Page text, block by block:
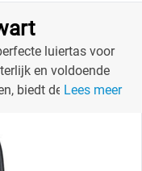
luiertas voor
en voldoende
biedt deze tas
Lees meer